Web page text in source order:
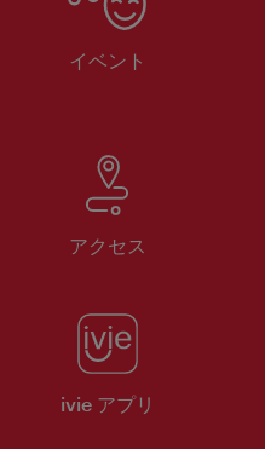
イベント
アクセス
ivie アプリ